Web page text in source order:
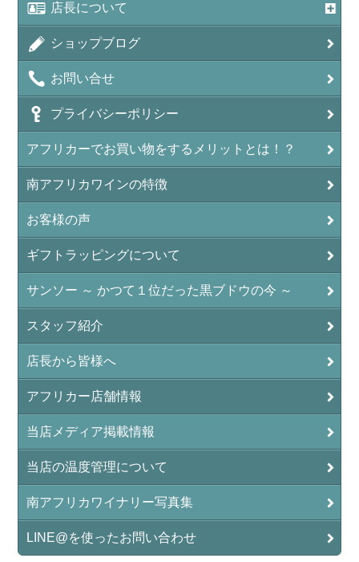
店長について
ショップブログ
お問い合せ
プライバシーポリシー
アフリカーでお買い物をするメリットとは！？
南アフリカワインの特徴
お客様の声
ギフトラッピングについて
サンソー ～ かつて１位だった黒ブドウの今 ～
スタッフ紹介
店長から皆様へ
アフリカー店舗情報
当店メディア掲載情報
当店の温度管理について
南アフリカワイナリー写真集
LINE@を使ったお問い合わせ